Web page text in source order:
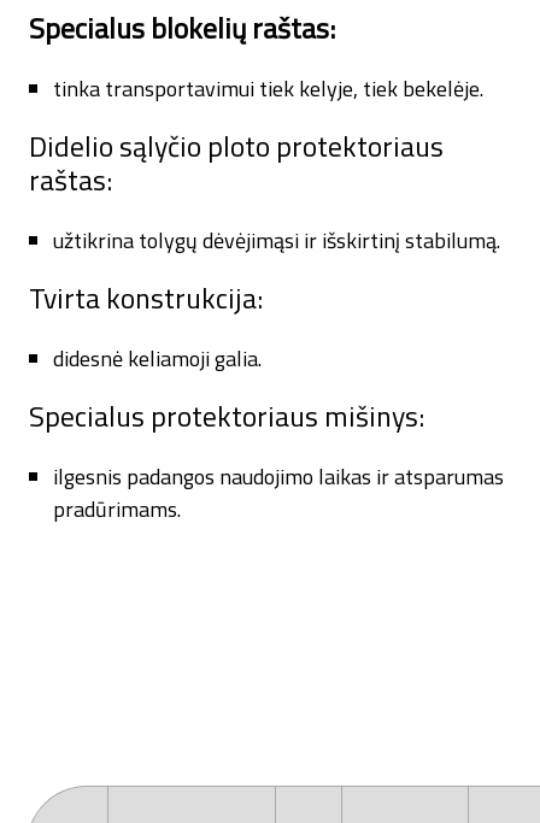
Specialus blokelių raštas:
tinka transportavimui tiek kelyje, tiek bekelėje.
Didelio sąlyčio ploto protektoriaus
raštas:
užtikrina tolygų dėvėjimąsi ir išskirtinį stabilumą.
Tvirta konstrukcija:
didesnė keliamoji galia.
Specialus protektoriaus mišinys:
ilgesnis padangos naudojimo laikas ir atsparumas
pradūrimams.